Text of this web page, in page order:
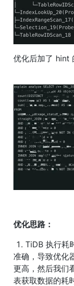
优化后加了 hint
优化思路：
1. TiDB 执行耗
准确，导致优化
更高，然后我们
表获取数据的耗